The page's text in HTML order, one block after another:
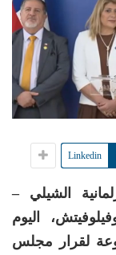
Linkedin
الشيلي –
اليوم
لقرار مجلس